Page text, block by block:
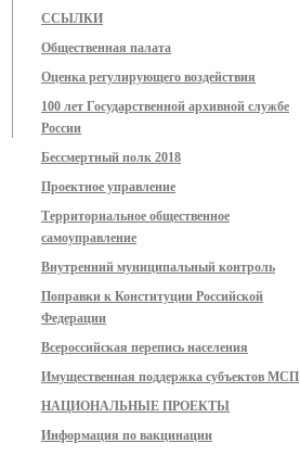
ССЫЛКИ
Общественная палата
Оценка регулирующего воздействия
100 лет Государственной архивной службе
России
Бессмертный полк 2018
Проектное управление
Территориальное общественное
самоуправление
Внутренний муниципальный контроль
Поправки к Конституции Российской
Федерации
Всероссийская перепись населения
Имущественная поддержка субъектов МСП
НАЦИОНАЛЬНЫЕ ПРОЕКТЫ
Информация по вакцинации